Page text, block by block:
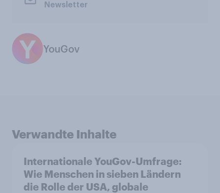
Newsletter
YouGov
Verwandte Inhalte
Internationale YouGov-Umfrage:
Wie Menschen in sieben Ländern
die Rolle der USA, globale